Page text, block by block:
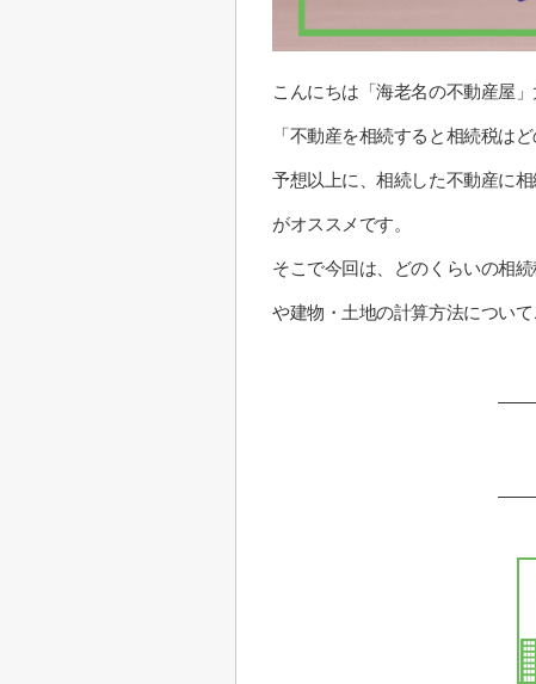
こんにちは「海老名の不動産屋」
「不動産を相続すると相続税は
予想以上に、相続した不動産に
がオススメです。
そこで今回は、どのくらいの相
や建物・土地の計算方法について